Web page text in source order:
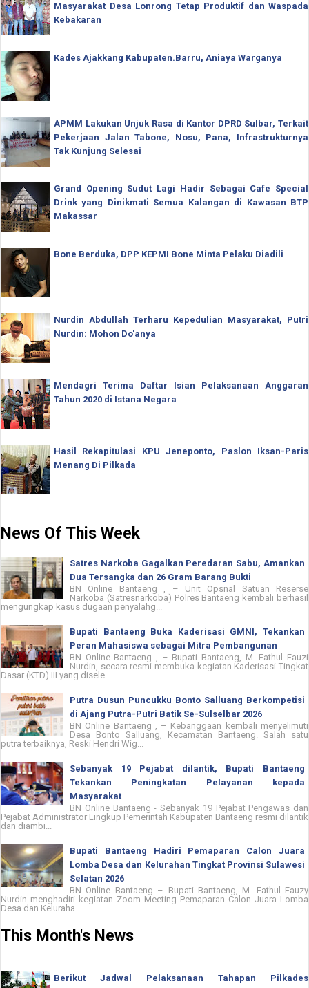
Masyarakat Desa Lonrong Tetap Produktif dan Waspada
Kebakaran
Kades Ajakkang Kabupaten.Barru, Aniaya Warganya
APMM Lakukan Unjuk Rasa di Kantor DPRD Sulbar, Terkait
Pekerjaan Jalan Tabone, Nosu, Pana, Infrastrukturnya
Tak Kunjung Selesai
Grand Opening Sudut Lagi Hadir Sebagai Cafe Special
Drink yang Dinikmati Semua Kalangan di Kawasan BTP
Makassar
Bone Berduka, DPP KEPMI Bone Minta Pelaku Diadili
Nurdin Abdullah Terharu Kepedulian Masyarakat, Putri
Nurdin: Mohon Do'anya
Mendagri Terima Daftar Isian Pelaksanaan Anggaran
Tahun 2020 di Istana Negara
Hasil Rekapitulasi KPU Jeneponto, Paslon Iksan-Paris
Menang Di Pilkada
News Of This Week
Satres Narkoba Gagalkan Peredaran Sabu, Amankan
Dua Tersangka dan 26 Gram Barang Bukti
BN Online Bantaeng , – Unit Opsnal Satuan Reserse
Narkoba (Satresnarkoba) Polres Bantaeng kembali berhasil
mengungkap kasus dugaan penyalahg...
Bupati Bantaeng Buka Kaderisasi GMNI, Tekankan
Peran Mahasiswa sebagai Mitra Pembangunan
BN Online Bantaeng , – Bupati Bantaeng, M. Fathul Fauzi
Nurdin, secara resmi membuka kegiatan Kaderisasi Tingkat
Dasar (KTD) III yang disele...
Putra Dusun Puncukku Bonto Salluang Berkompetisi
di Ajang Putra-Putri Batik Se-Sulselbar 2026
BN Online Bantaeng , – Kebanggaan kembali menyelimuti
Desa Bonto Salluang, Kecamatan Bantaeng. Salah satu
putra terbaiknya, Reski Hendri Wig...
Sebanyak 19 Pejabat dilantik, Bupati Bantaeng
Tekankan Peningkatan Pelayanan kepada
Masyarakat
BN Online Bantaeng - Sebanyak 19 Pejabat Pengawas dan
Pejabat Administrator Lingkup Pemerintah Kabupaten Bantaeng resmi dilantik
dan diambi...
Bupati Bantaeng Hadiri Pemaparan Calon Juara
Lomba Desa dan Kelurahan Tingkat Provinsi Sulawesi
Selatan 2026
BN Online Bantaeng – Bupati Bantaeng, M. Fathul Fauzy
Nurdin menghadiri kegiatan Zoom Meeting Pemaparan Calon Juara Lomba
Desa dan Keluraha...
This Month's News
Berikut Jadwal Pelaksanaan Tahapan Pilkades